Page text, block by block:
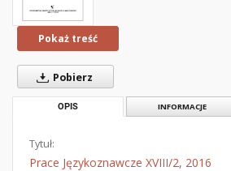
Pokaż treść
Pobierz
OPIS INFORMACJE
Tytuł:
Prace Językoznawcze XVIII/2, 2016